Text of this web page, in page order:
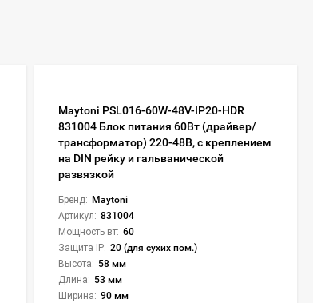
Maytoni PSL016-60W-48V-IP20-HDR
831004 Блок питания 60Вт (драйвер/
трансформатор) 220-48В, с креплением
на DIN рейку и гальванической
развязкой
Бренд: Maytoni
Артикул: 831004
Мощность вт: 60
Защита IP: 20 (для сухих пом.)
Высота: 58 мм
Длина: 53 мм
Ширина: 90 мм